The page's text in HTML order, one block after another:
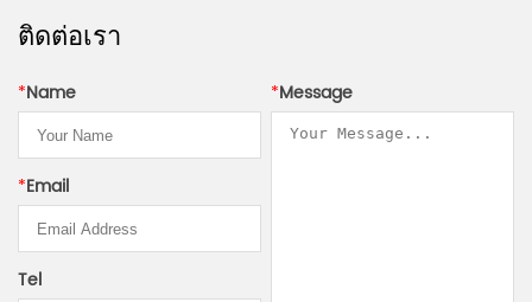
ติดต่อเรา
*Name
*Email
Tel
*Message